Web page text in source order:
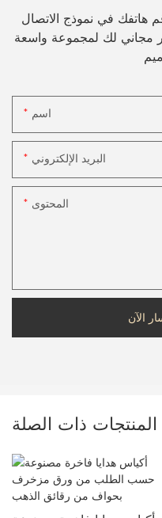
هاتفك في نموذج الاتصال
لك لمجموعة واسعة
اسم
البريد الإلكتروني
المحتوى
الآن
المنتجات ذات الصلة